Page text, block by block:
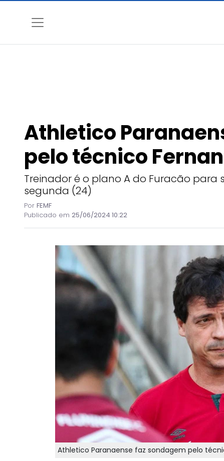
Athletico
pelo técnico
Treinador é o plano A do Furacão
segunda (24)
Por FEMF
Publicado em 25/06/2024 10:22
Athletico Paranaense faz sondagem pelo